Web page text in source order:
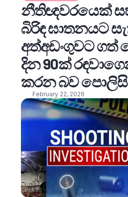
නීතිඥවරයෙක්
බිරිඳ ඝාතනයට
අත්අඩංගුවට
දින 90ක්
කරන බව
February 22, 2026